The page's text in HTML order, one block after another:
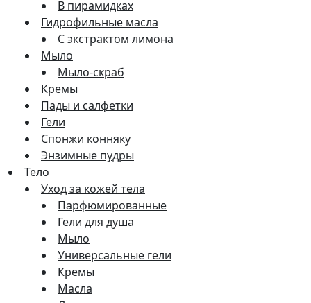
В пирамидках
Гидрофильные масла
С экстрактом лимона
Мыло
Мыло-скраб
Кремы
Пады и салфетки
Гели
Спонжи конняку
Энзимные пудры
Тело
Уход за кожей тела
Парфюмированные
Гели для душа
Мыло
Универсальные гели
Кремы
Масла